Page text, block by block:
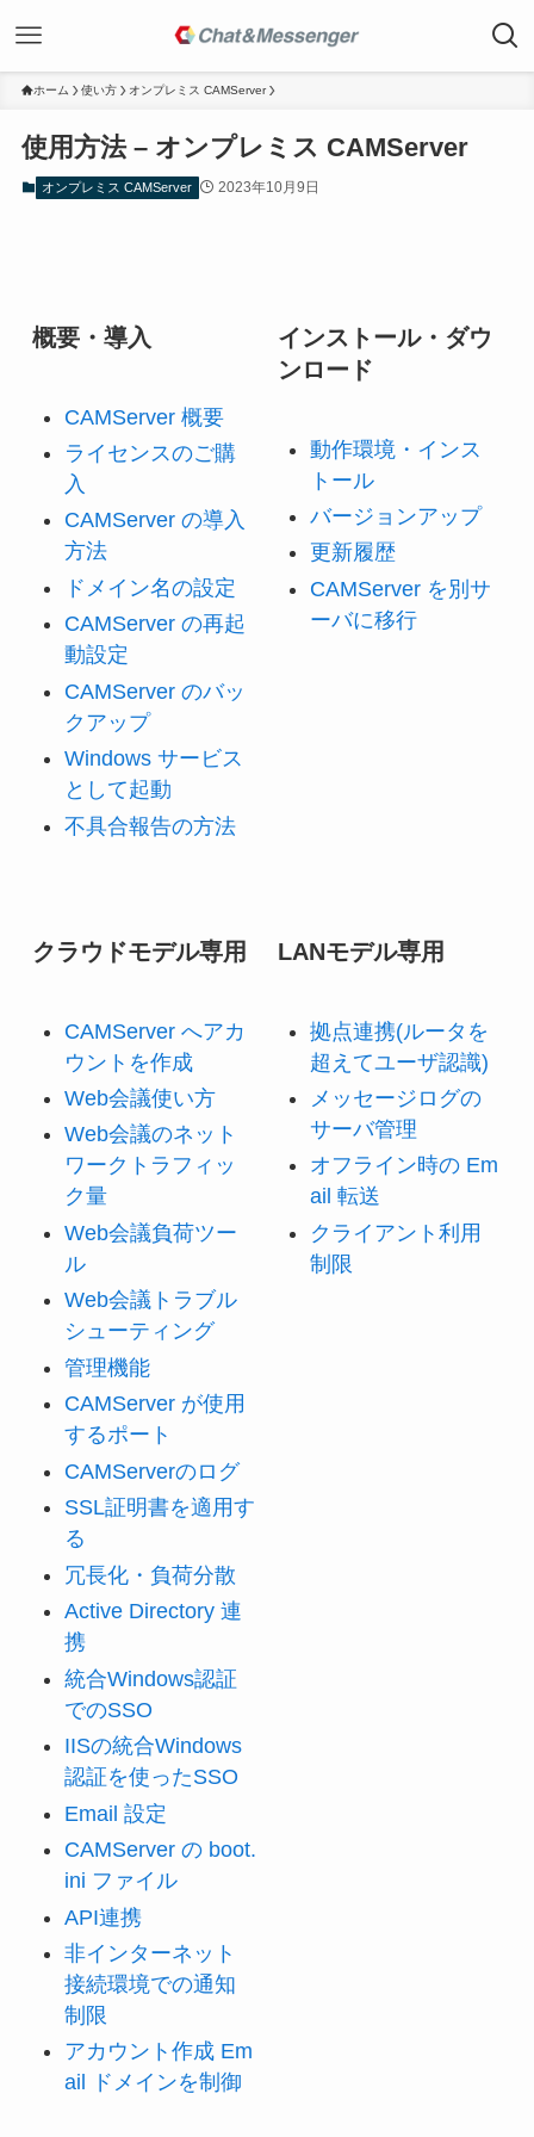
ホーム 使い方 オンプレミス CAMServer
使用方法 – オンプレミス CAMServer
オンプレミス CAMServer 2023年10月9日
概要・導入
CAMServer 概要
ライセンスのご購
入
CAMServer の導入
方法
ドメイン名の設定
CAMServer の再起
動設定
CAMServer のバッ
クアップ
Windows サービス
として起動
不具合報告の方法
インストール・ダウ
ンロード
動作環境・インス
トール
バージョンアップ
更新履歴
CAMServer を別サ
ーバに移行
クラウドモデル専用
CAMServer へアカ
ウントを作成
Web会議使い方
Web会議のネット
ワークトラフィッ
ク量
Web会議負荷ツー
ル
Web会議トラブル
シューティング
管理機能
CAMServer が使用
するポート
CAMServerのログ
SSL証明書を適用す
る
冗長化・負荷分散
Active Directory 連
携
統合Windows認証
でのSSO
IISの統合Windows
認証を使ったSSO
Email 設定
CAMServer の boot.
ini ファイル
API連携
非インターネット
接続環境での通知
制限
アカウント作成 Em
ail ドメインを制御
LANモデル専用
拠点連携(ルータを
超えてユーザ認識)
メッセージログの
サーバ管理
オフライン時の Em
ail 転送
クライアント利用
制限